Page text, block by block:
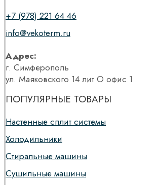
+7 (978) 221 64 46
info@vekoterm.ru
Адрес:
г. Симферополь
ул. Маяковского 14 лит О офис 1
ПОПУЛЯРНЫЕ ТОВАРЫ
Настенные сплит системы
Холодильники
Стиральные машины
Сушильные машины